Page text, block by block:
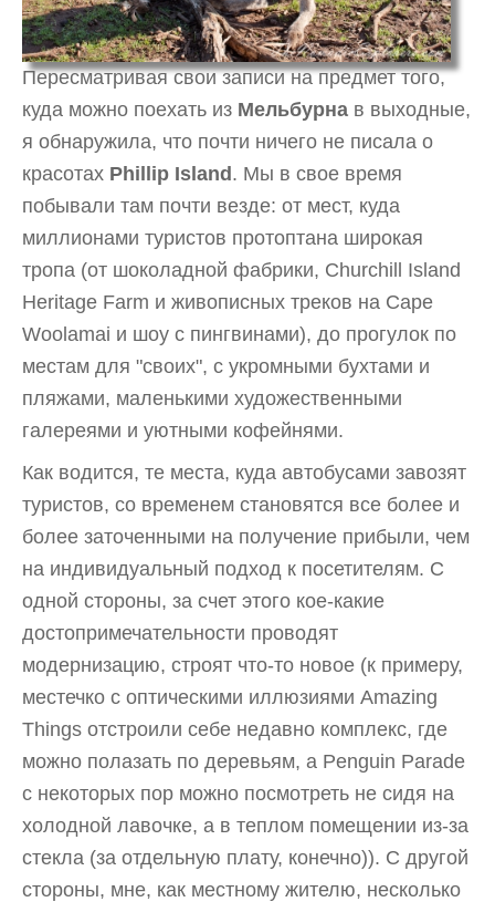
Пересматривая свои записи на предмет того,
куда можно поехать из Мельбурна в выходные,
я обнаружила, что почти ничего не писала о
красотах Phillip Island . Мы в свое время
побывали там почти везде: от мест, куда
миллионами туристов протоптана широкая
тропа (от шоколадной фабрики, Churchill Island
Heritage Farm и живописных треков на Cape
Woolamai и шоу с пингвинами), до прогулок по
местам для "своих", с укромными бухтами и
пляжами, маленькими художественными
галереями и уютными кофейнями.
Как водится, те места, куда автобусами завозят
туристов, со временем становятся все более и
более заточенными на получение прибыли, чем
на индивидуальный подход к посетителям. С
одной стороны, за счет этого кое-какие
достопримечательности проводят
модернизацию, строят что-то новое (к примеру,
местечко с оптическими иллюзиями Amazing
Things отстроили себе недавно комплекс, где
можно полазать по деревьям, а Penguin Parade
c некоторых пор можно посмотреть не сидя на
холодной лавочке, а в теплом помещении из-за
стекла (за отдельную плату, конечно)). С другой
стороны, мне, как местному жителю, несколько